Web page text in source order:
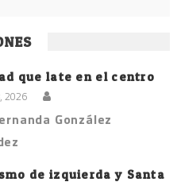
que late en el centro
2026
González
de izquierda y Santa